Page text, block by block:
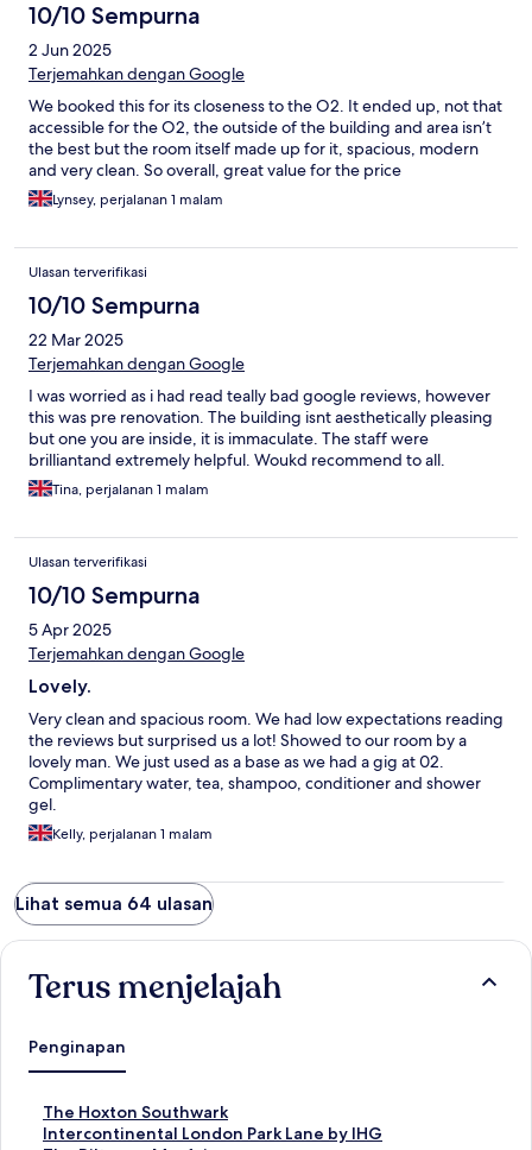
10/10 Sempurna
2 Jun 2025
Terjemahkan dengan Google
We booked this for its closeness to the O2. It ended up, not that
accessible for the O2, the outside of the building and area isn’t
the best but the room itself made up for it, spacious, modern
and very clean. So overall, great value for the price
Lynsey, perjalanan 1 malam
Ulasan terverifikasi
10/10 Sempurna
22 Mar 2025
Terjemahkan dengan Google
I was worried as i had read teally bad google reviews, however
this was pre renovation. The building isnt aesthetically pleasing
but one you are inside, it is immaculate. The staff were
brilliantand extremely helpful. Woukd recommend to all.
Tina, perjalanan 1 malam
Ulasan terverifikasi
10/10 Sempurna
5 Apr 2025
Terjemahkan dengan Google
Lovely.
Very clean and spacious room. We had low expectations reading
the reviews but surprised us a lot! Showed to our room by a
lovely man. We just used as a base as we had a gig at 02.
Complimentary water, tea, shampoo, conditioner and shower
gel.
Kelly, perjalanan 1 malam
Lihat semua 64 ulasan
Terus menjelajah
Penginapan
The Hoxton Southwark
T
a
Intercontinental London Park Lane by IHG
T